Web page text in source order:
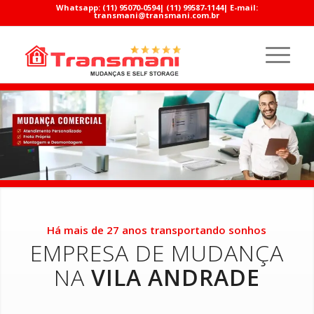
Whatsapp: (11) 95070-0594| (11) 99587-1144| E-mail:
transmani@transmani.com.br
Há mais de 27 anos transportando sonhos
EMPRESA DE MUDANÇA
NA VILA ANDRADE